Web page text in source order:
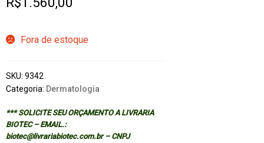
Fora de estoque
SKU: 9342
Categoria: Dermatologia
*** SOLICITE SEU ORÇAMENTO A LIVRARIA
BIOTEC – EMAIL.:
biotec@livrariabiotec.com.br – CNPJ